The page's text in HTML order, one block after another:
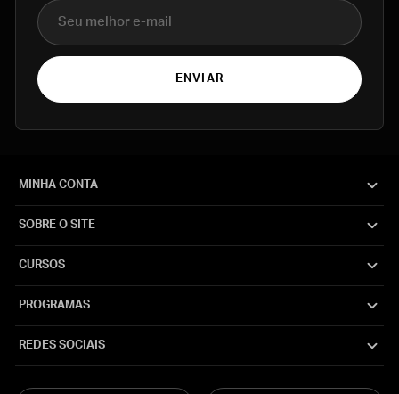
E-mail
ENVIAR
MINHA CONTA
SOBRE O SITE
CURSOS
PROGRAMAS
REDES SOCIAIS